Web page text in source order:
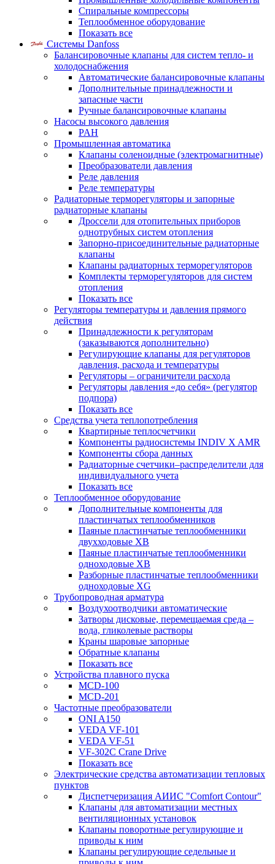
Спиральные компрессоры
Теплообменное оборудование
Показать все
Системы Danfoss
Балансировочные клапаны для систем тепло- и
холодоснабжения
Автоматические балансировочные клапаны
Дополнительные принадлежности и
запасные части
Ручные балансировочные клапаны
Насосы высокого давления
PAH
Промышленная автоматика
Клапаны соленоидные (электромагнитные)
Преобразователи давления
Реле давления
Реле температуры
Радиаторные терморегуляторы и запорные
радиаторные клапаны
Дроссели для отопительных приборов
однотрубных систем отопления
Запорно-присоединительные радиаторные
клапаны
Клапаны радиаторных терморегуляторов
Комплекты терморегуляторов для систем
отопления
Показать все
Регуляторы температуры и давления прямого
действия
Принадлежности к регуляторам
(заказываются дополнительно)
Регулирующие клапаны для регуляторов
давления, расхода и температуры
Регуляторы – ограничители расхода
Регуляторы давления «до себя» (регулятор
подпора)
Показать все
Средства учета теплопотребления
Квартирные теплосчетчики
Компоненты радиосистемы INDIV X AMR
Компоненты сбора данных
Радиаторные счетчики–распределители для
индивидуального учета
Показать все
Теплообменное оборудование
Дополнительные компоненты для
пластинчатых теплообменников
Паяные пластинчатые теплообменники
двухходовые XB
Паяные пластинчатые теплообменники
одноходовые ХВ
Разборные пластинчатые теплообменники
одноходовые ХG
Трубопроводная арматура
Воздухоотводчики автоматические
Затворы дисковые, перемещаемая среда –
вода, гликолевые растворы
Краны шаровые запорные
Обратные клапаны
Показать все
Устройства плавного пуска
MCD-100
MCD-201
Частотные преобразователи
ONI A150
VEDA VF-101
VEDA VF-51
VF-302C Crane Drive
Показать все
Электрические средства автоматизации тепловых
пунктов
Диспетчеризация АИИС "Comfort Contour"
Клапаны для автоматизации местных
вентиляционных установок
Клапаны поворотные регулирующие и
приводы к ним
Клапаны регулирующие седельные и